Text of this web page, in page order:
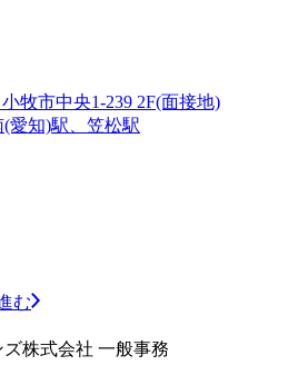
牧市中央1-239 2F(面接地)
愛知)駅、笠松駅
む
株式会社 一般事務